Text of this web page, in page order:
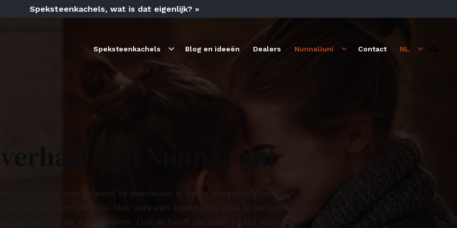
Speksteenkachels, wat is dat eigenlijk? »
Speksteenkachels Blog en ideeën Dealers NunnaUuni Contact NL
verhaal van NunnaUuni
hebben ons geleerd te overleven in barre omstandigheden.
kachel een centrale rol. Het was een essentiële plek in de woning
keuken en de warmtebron. Ook al heeft de open haard voor de